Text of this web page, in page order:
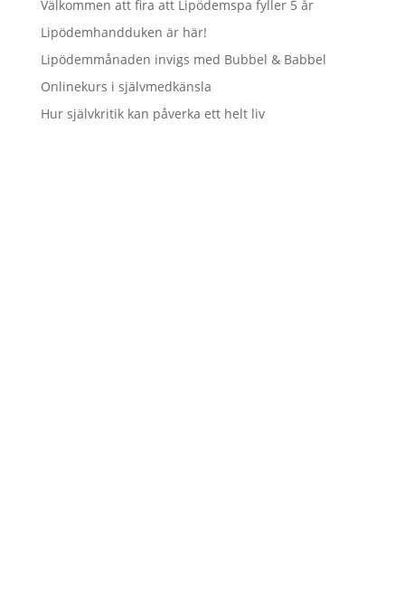
Välkommen att fira att Lipödemspa fyller 5 år
Lipödemhandduken är här!
Lipödemmånaden invigs med Bubbel & Babbel
Onlinekurs i självmedkänsla
Hur självkritik kan påverka ett helt liv